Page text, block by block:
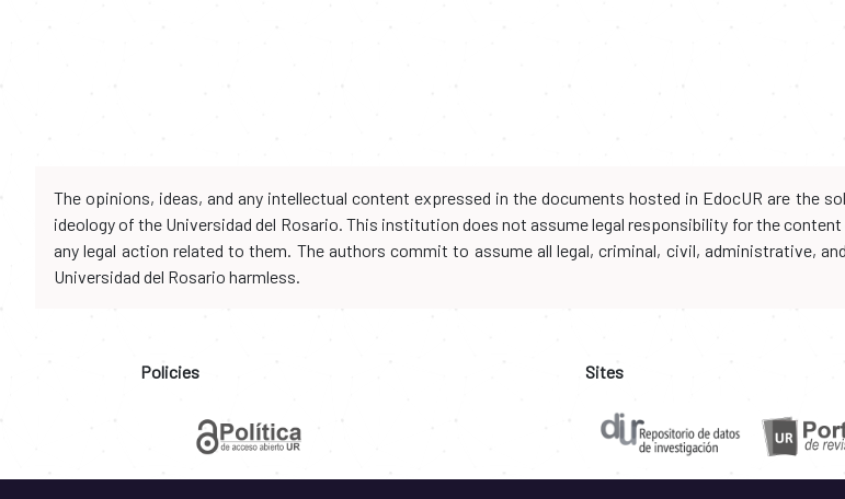
The opinions, ideas, and any intellectual content expressed in the documents hosted in EdocUR are the
ideology of the Universidad del Rosario. This institution does not assume legal responsibility for the
any legal action related to them. The authors commit to assume all legal, criminal, civil, administrative,
Universidad del Rosario harmless.
Policies Sites